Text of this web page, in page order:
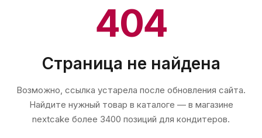
404
Страница не найдена
Возможно, ссылка устарела после обновления сайта.
Найдите нужный товар в каталоге — в магазине
nextcake более 3400 позиций для кондитеров.